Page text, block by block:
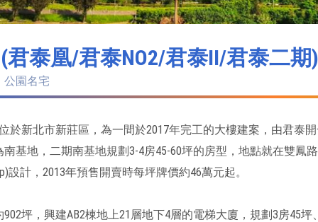
君泰凰/君泰NO2/君泰II/君泰二期
公園名宅
於新北市新莊區，為一間於2017年完工的大樓建案，由君泰
基地，二期南基地規劃3-4房45-60坪的房型，地點就在雙鳳
設計，2013年預售開賣時每坪牌價約46萬元起。
坪，興建AB2棟地上21層地下4層的電梯大廈，規劃3房45